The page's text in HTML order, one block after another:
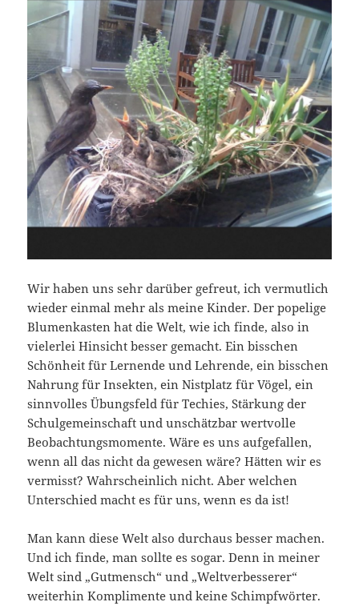
Wir haben uns sehr darüber gefreut, ich vermutlich
wieder einmal mehr als meine Kinder. Der popelige
Blumenkasten hat die Welt, wie ich finde, also in
vielerlei Hinsicht besser gemacht. Ein bisschen
Schönheit für Lernende und Lehrende, ein bisschen
Nahrung für Insekten, ein Nistplatz für Vögel, ein
sinnvolles Übungsfeld für Techies, Stärkung der
Schulgemeinschaft und unschätzbar wertvolle
Beobachtungsmomente. Wäre es uns aufgefallen,
wenn all das nicht da gewesen wäre? Hätten wir es
vermisst? Wahrscheinlich nicht. Aber welchen
Unterschied macht es für uns, wenn es da ist!
Man kann diese Welt also durchaus besser machen.
Und ich finde, man sollte es sogar. Denn in meiner
Welt sind „Gutmensch“ und „Weltverbesserer“
weiterhin Komplimente und keine Schimpfwörter.